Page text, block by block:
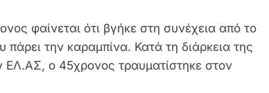
φαίνεται ότι βγήκε στη συνέχεια από το
την καραμπίνα. Κατά τη διάρκεια της
ο 45χρονος τραυματίστηκε στον